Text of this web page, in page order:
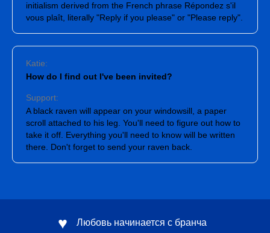
initialism derived from the French phrase Répondez s'il
vous plaît, literally "Reply if you please" or "Please reply".
Katie:
How do I find out I've been invited?
Support:
A black raven will appear on your windowsill, a paper
scroll attached to his leg. You'll need to figure out how to
take it off. Everything you'll need to know will be written
there. Don't forget to send your raven back.
Любовь начинается с бранча
♥